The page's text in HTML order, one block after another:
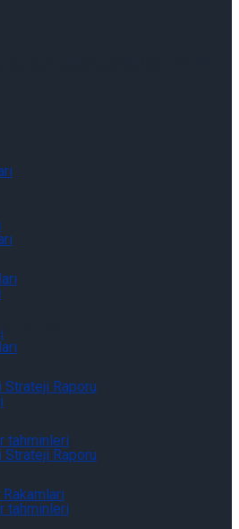
Raporu
tahminleri
Bilgileri 06/08/2026
Raporu
tahminleri
07/08/2026
2026